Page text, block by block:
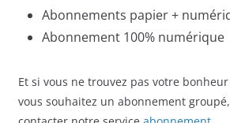
Abonnements papier +
Abonnement 100% numérique
Et si vous ne trouvez pas votre
vous souhaitez un abonnement